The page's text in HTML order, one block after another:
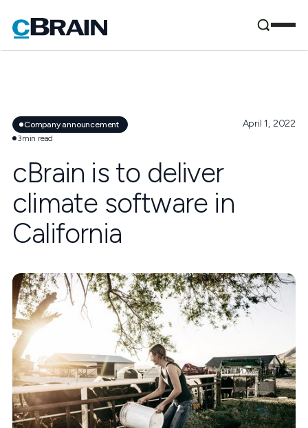
Company announcement
3min read
April 1, 2022
cBrain is to deliver
climate software in
California